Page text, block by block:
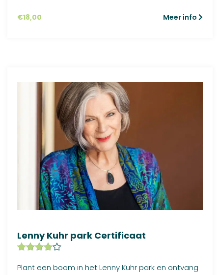
€18,00 Meer info
Lenny Kuhr park Certificaat
d4.63op
Plant een boom in het Lenny Kuhr park en ontvang